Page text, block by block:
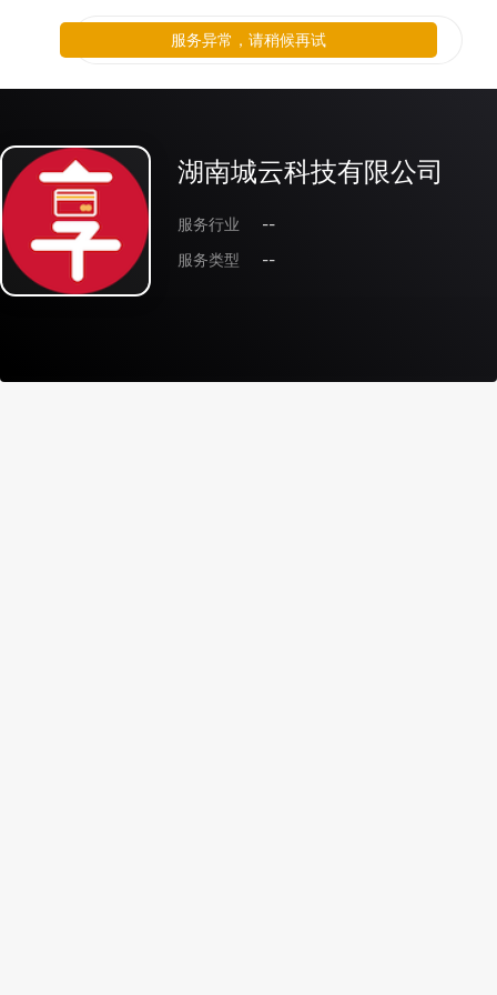
湖南城云科技有限公司
服务行业
--
服务类型
--
服务异常，请稍候再试